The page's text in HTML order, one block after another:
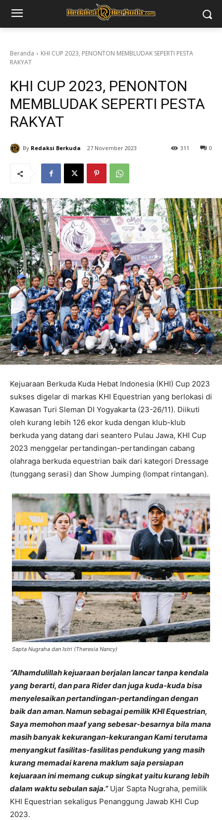
Beranda
KHI CUP 2023, PENONTON MEMBLUDAK SEPERTI PESTA
RAKYAT
KHI CUP 2023, PENONTON
MEMBLUDAK SEPERTI PESTA
RAKYAT
By Redaksi Berkuda 27 November 2023 0
311
Kejuaraan Berkuda Kuda Hebat Indonesia (KHI) Cup 2023
sukses digelar di markas KHI Equestrian yang berlokasi di
Kawasan Turi Sleman DI Yogyakarta (23-26/11). Diikuti
oleh kurang lebih 126 ekor kuda dengan klub-klub
berkuda yang datang dari seantero Pulau Jawa, KHI Cup
2023 menggelar pertandingan-pertandingan cabang
olahraga berkuda equestrian baik dari kategori Dressage
(tunggang serasi) dan Show Jumping (lompat rintangan).
Sapta Nugraha dan Istri (Theresia Nancy)
“Alhamdulillah kejuaraan berjalan lancar tanpa kendala
yang berarti, dan para Rider dan juga kuda-kuda bisa
menyelesaikan pertandingan-pertandingan dengan
baik dan aman. Namun sebagai pemilik KHI Equestrian,
Saya memohon maaf yang sebesar-besarnya bila mana
masih banyak kekurangan-kekurangan Kami terutama
menyangkut fasilitas-fasilitas pendukung yang masih
kurang memadai karena maklum saja persiapan
kejuaraan ini memang cukup singkat yaitu kurang lebih
dalam waktu sebulan saja.” Ujar Sapta Nugraha, pemilik
KHI Equestrian sekaligus Penanggung Jawab KHI Cup
2023.